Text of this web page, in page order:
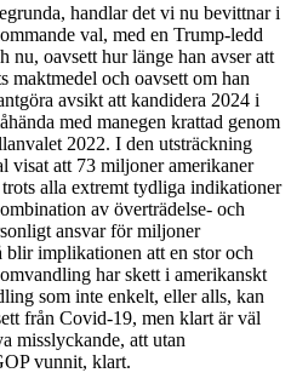
handlar det vi nu bevittnar i
val, med en Trump-ledd
nu, oavsett hur länge han avser att
maktmedel och oavsett om han
avsikt att kandidera 2024 i
med manegen krattad genom
2022. I den utsträckning
visat att 73 miljoner amerikaner
alla extremt tydliga indikationer
av överträdelse- och
ansvar för miljoner
blir implikationen att en stor och
har skett i amerikanskt
som inte enkelt, eller alls, kan
från Covid-19, men klart är väl
misslyckande, att utan
vunnit, klart.